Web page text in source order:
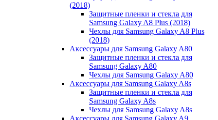
(2018)
Защитные пленки и стекла для
Samsung Galaxy A8 Plus (2018)
Чехлы для Samsung Galaxy A8 Plus
(2018)
Аксессуары для Samsung Galaxy A80
Защитные пленки и стекла для
Samsung Galaxy A80
Чехлы для Samsung Galaxy A80
Аксессуары для Samsung Galaxy A8s
Защитные пленки и стекла для
Samsung Galaxy A8s
Чехлы для Samsung Galaxy A8s
Аксессуары для Samsung Galaxy A9